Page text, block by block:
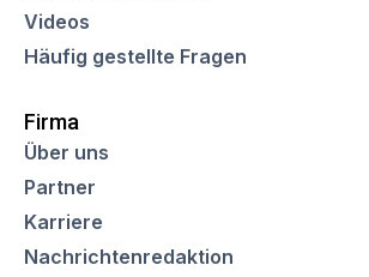
Videos
Häufig gestellte Fragen
Firma
Über uns
Partner
Karriere
Nachrichtenredaktion